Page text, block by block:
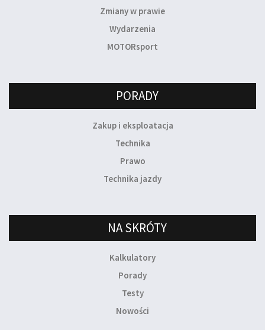
Zmiany w prawie
Wydarzenia
MOTORsport
PORADY
Zakup i eksploatacja
Technika
Prawo
Technika jazdy
NA SKRÓTY
Kalkulatory
Porady
Testy
Nowości